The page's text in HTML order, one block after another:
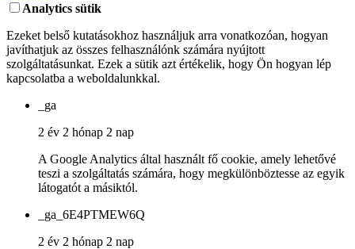
Analytics sütik
Ezeket belső kutatásokhoz használjuk arra vonatkozóan, hogyan
javíthatjuk az összes felhasználónk számára nyújtott
szolgáltatásunkat. Ezek a sütik azt értékelik, hogy Ön hogyan lép
kapcsolatba a weboldalunkkal.
_ga
2 év 2 hónap 2 nap
A Google Analytics által használt fő cookie, amely lehetővé
teszi a szolgáltatás számára, hogy megkülönböztesse az egyik
látogatót a másiktól.
_ga_6E4PTMEW6Q
2 év 2 hónap 2 nap